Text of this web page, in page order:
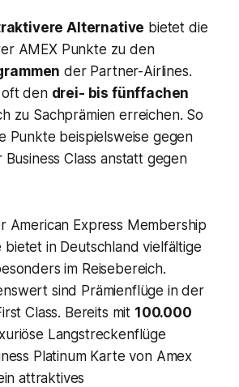
Alternative bietet die
AMEX Punkte zu den
der Partner-Airlines.
oft den drei- bis fünffachen
zu Sachprämien erreichen. So
Punkte beispielsweise gegen
Class anstatt gegen
American Express Membership
bietet in Deutschland vielfältige
im Reisebereich.
sind Prämienflüge in der
Class. Bereits mit 100.000
Langstreckenflüge
Platinum Karte von Amex
attraktives